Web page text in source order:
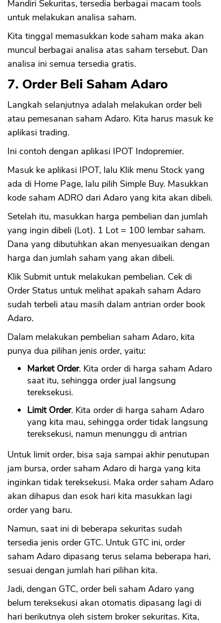
Mandiri Sekuritas, tersedia berbagai macam tools
untuk melakukan analisa saham.
Kita tinggal memasukkan kode saham maka akan
muncul berbagai analisa atas saham tersebut. Dan
analisa ini semua tersedia gratis.
7. Order Beli Saham Adaro
Langkah selanjutnya adalah melakukan order beli
atau pemesanan saham Adaro. Kita harus masuk ke
aplikasi trading.
Ini contoh dengan aplikasi IPOT Indopremier.
Masuk ke aplikasi IPOT, lalu Klik menu Stock yang
ada di Home Page, lalu pilih Simple Buy. Masukkan
kode saham ADRO dari Adaro yang kita akan dibeli.
Setelah itu, masukkan harga pembelian dan jumlah
yang ingin dibeli (Lot). 1 Lot = 100 lembar saham.
Dana yang dibutuhkan akan menyesuaikan dengan
harga dan jumlah saham yang akan dibeli.
Klik Submit untuk melakukan pembelian. Cek di
Order Status untuk melihat apakah saham Adaro
sudah terbeli atau masih dalam antrian order book
Adaro.
Dalam melakukan pembelian saham Adaro, kita
punya dua pilihan jenis order, yaitu:
Market Order. Kita order di harga saham Adaro
saat itu, sehingga order jual langsung
tereksekusi.
Limit Order. Kita order di harga saham Adaro
yang kita mau, sehingga order tidak langsung
tereksekusi, namun menunggu di antrian
Untuk limit order, bisa saja sampai akhir penutupan
jam bursa, order saham Adaro di harga yang kita
inginkan tidak tereksekusi. Maka order saham Adaro
akan dihapus dan esok hari kita masukkan lagi
order yang baru.
Namun, saat ini di beberapa sekuritas sudah
tersedia jenis order GTC. Untuk GTC ini, order
saham Adaro dipasang terus selama beberapa hari,
sesuai dengan jumlah hari pilihan kita.
Jadi, dengan GTC, order beli saham Adaro yang
belum tereksekusi akan otomatis dipasang lagi di
hari berikutnya oleh sistem broker sekuritas. Kita,